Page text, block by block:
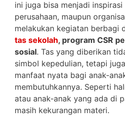
ini juga bisa menjadi
perusahaan, maupun
melakukan kegiatan berbagi
tas sekolah, program CSR
sosial. Tas yang diberikan
simbol kepedulian, tetapi
manfaat nyata bagi anak-
membutuhkannya. Seperti
atau anak-anak yang ada di
masih kekurangan materi.